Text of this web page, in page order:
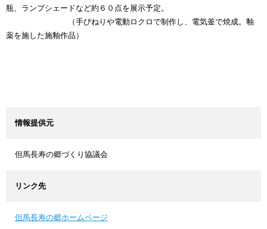
瓶、ランプシェードなど約６０点を展示予定。
（手びねりや電動ロクロで制作し、電気釜で焼成。釉
薬を施した施釉作品）
情報提供元
但馬長寿の郷づくり協議会
リンク先
但馬長寿の郷ホームページ